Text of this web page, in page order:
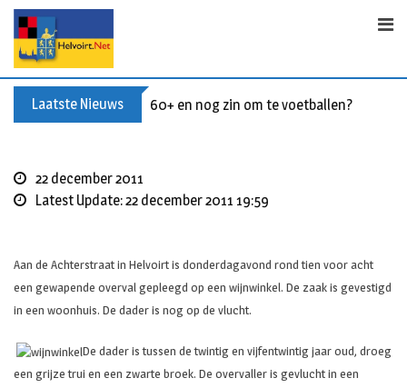
p
Laatste Nieuws 60+ en nog zin om te voetballen? Kom
22 december 2011
Latest Update: 22 december 2011 19:59
Aan de Achterstraat in Helvoirt is donderdagavond rond tien voor acht
een gewapende overval gepleegd op een wijnwinkel. De zaak is gevestigd
in een woonhuis. De dader is nog op de vlucht.
De dader is tussen de twintig en vijfentwintig jaar oud, droeg
een grijze trui en een zwarte broek. De overvaller is gevlucht in een